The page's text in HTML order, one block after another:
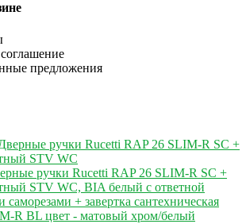
предложения
ручки Rucetti RAP 26 SLIM-R SC +
STV WC, BIA белый с ответной
саморезами + завертка сантехническая
R BL цвет - матовый хром/белый